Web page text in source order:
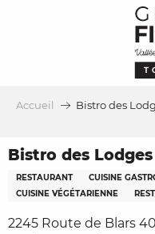
Accueil Bistro des
Bistro des Lodges
RESTAURANT CUISINE
CUISINE VÉGÉTARIENNE
2245 Route de Blars